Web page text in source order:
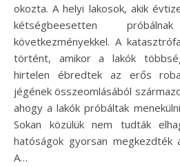
okozta. A helyi lakosok, akik
kétségbeesetten
következményekkel. A
történt, amikor a lakók
hirtelen ébredtek az erős
jégének összeomlásából
ahogy a lakók próbáltak
Sokan közülük nem tudták
hatóságok gyorsan megkezdték
A…